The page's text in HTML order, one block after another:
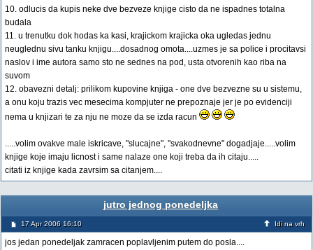
10. odlucis da kupis neke dve bezveze knjige cisto da ne ispadnes totalna
budala
11. u trenutku dok hodas ka kasi, krajickom krajicka oka ugledas jednu
neuglednu sivu tanku knjigu....dosadnog omota....uzmes je sa police i procitavsi
naslov i ime autora samo sto ne sednes na pod, usta otvorenih kao riba na
suvom
12. obavezni detalj: prilikom kupovine knjiga - one dve bezvezne su u sistemu,
a onu koju trazis vec mesecima kompjuter ne prepoznaje jer je po evidenciji
nema u knjizari te za nju ne moze da se izda racun
.....volim ovakve male iskricave, "slucajne", "svakodnevne" dogadjaje.....volim
knjige koje imaju licnost i same nalaze one koji treba da ih citaju.....
citati iz knjige kada zavrsim sa citanjem....
jutro jednog ponedeljka
17 Apr 2006 16:10 Idi na vrh
jos jedan ponedeljak zamracen poplavljenim putem do posla....